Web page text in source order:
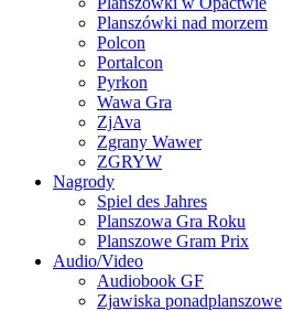
Planszówki nad morzem
Polcon
Portalcon
Pyrkon
Wawa Gra
ZjAva
Zgrany Wawer
ZGRYW
Nagrody
Spiel des Jahres
Planszowa Gra Roku
Planszowe Gram Prix
Audio/Video
Audiobook GF
Zjawiska ponadplanszowe